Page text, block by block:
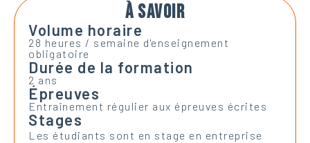
À SAVOIR
Volume horaire
28 heures / semaine d'enseignement
obligatoire
Durée de la formation
2 ans
Épreuves
Entraînement régulier aux épreuves écrites
Stages
Les étudiants sont en stage en entreprise